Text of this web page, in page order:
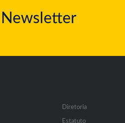
Newsletter
Diretoria
Estatuto